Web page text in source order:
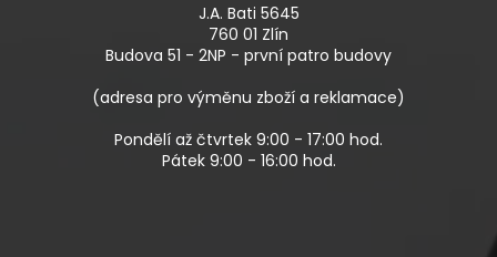
J.A. Bati 5645
760 01 Zlín
Budova 51 - 2NP - první patro budovy
(adresa pro výměnu zboží a reklamace)
Pondělí až čtvrtek 9:00 - 17:00 hod.
Pátek 9:00 - 16:00 hod.